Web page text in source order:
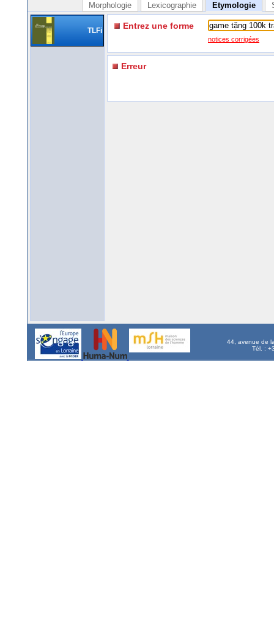
Morphologie Lexicographie Etymologie
TLFi Entrez une forme
notices corrigées
Erreur
44, avenue de
Tél. :